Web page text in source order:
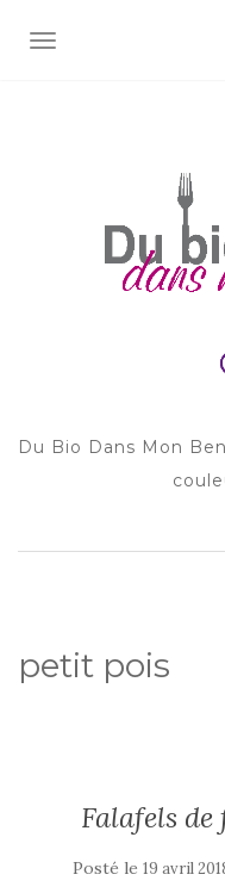
AFFICHER/
Du Bio Dans Mon
petit pois
Falafels
Posté le 19 avril